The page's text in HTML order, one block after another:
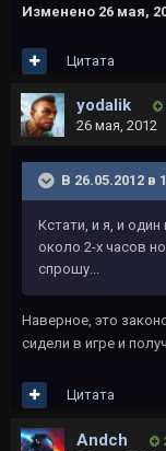
Изменено 26 мая,
Цитата
yodalik
26 мая, 2012
В 26.05.2012 в
Кстати, и я, и
около 2-х часов
спрошу...
Наверное, это
сидели в игре и
Цитата
Andch